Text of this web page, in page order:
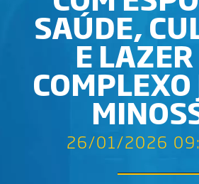
SAÚDE,
E
COMPLEXO
26/01/2026